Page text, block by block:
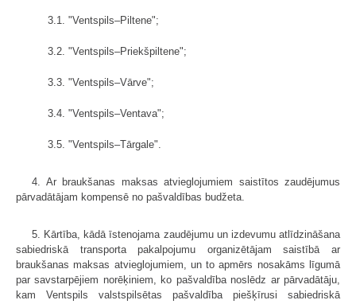
3.1. "Ventspils–Piltene";
3.2. "Ventspils–Priekšpiltene";
3.3. "Ventspils–Vārve";
3.4. "Ventspils–Ventava";
3.5. "Ventspils–Tārgale".
4. Ar braukšanas maksas atvieglojumiem saistītos zaudējumus
pārvadātājam kompensē no pašvaldības budžeta.
5. Kārtība, kādā īstenojama zaudējumu un izdevumu atlīdzināšana
sabiedriskā transporta pakalpojumu organizētājam saistībā ar
braukšanas maksas atvieglojumiem, un to apmērs nosakāms līgumā
par savstarpējiem norēķiniem, ko pašvaldība noslēdz ar pārvadātāju,
kam Ventspils valstspilsētas pašvaldība piešķīrusi sabiedriskā